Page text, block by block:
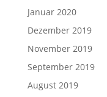
Januar 2020
Dezember 2019
November 2019
September 2019
August 2019